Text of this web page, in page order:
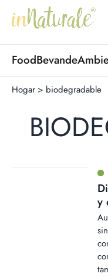
FoodBevande
Hogar > biodegradable
y